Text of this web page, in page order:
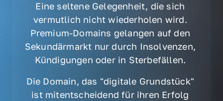
Eine seltene Gelegenheit, die sich
vermutlich nicht wiederholen wird.
Premium-Domains gelangen auf den
Sekundärmarkt nur durch Insolvenzen,
Kündigungen oder in Sterbefällen.
Die Domain, das "digitale Grundstück"
ist mitentscheidend für ihren Erfolg